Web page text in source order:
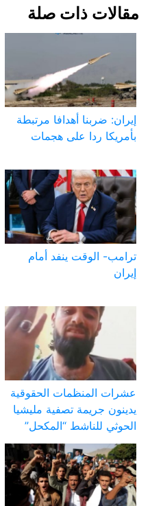
مقالات ذات صلة
إيران: ضربنا أهدافا مرتبطة
بأمريكا ردا على هجمات
ترامب- الوقت ينفد أمام
إيران
عشرات المنظمات الحقوقية
يدينون جريمة تصفية مليشيا
الحوثي للناشط “المكحل”